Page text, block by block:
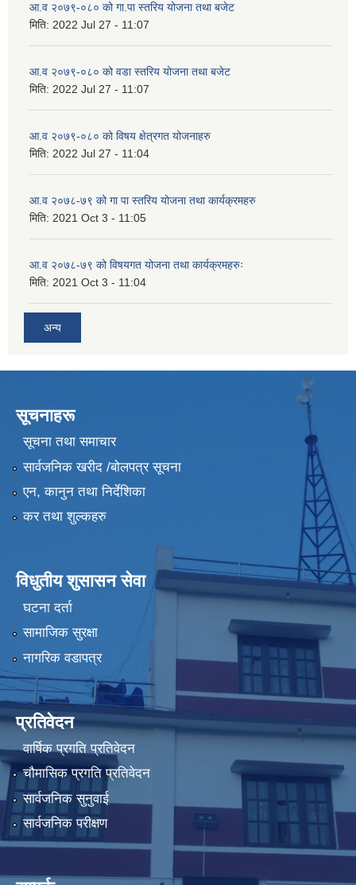
आ.व २०७९-०८० को गा.पा स्तरिय योजना तथा बजेट
मिति: 2022 Jul 27 - 11:07
आ.व २०७९-०८० को वडा स्तरिय योजना तथा बजेट
मिति: 2022 Jul 27 - 11:07
आ.व २०७९-०८० को विषय क्षेत्रगत योजनाहरु
मिति: 2022 Jul 27 - 11:04
आ.व २०७८-७९ को गा पा स्तरिय योजना तथा कार्यक्रमहरु
मिति: 2021 Oct 3 - 11:05
आ.व २०७८-७९ को विषयगत योजना तथा कार्यक्रमहरुः
मिति: 2021 Oct 3 - 11:04
अन्य
सूचनाहरू
सूचना तथा समाचार
सार्वजनिक खरीद /बोलपत्र सूचना
एन, कानुन तथा निर्देशिका
कर तथा शुल्कहरु
विधुतीय शुसासन सेवा
घटना दर्ता
सामाजिक सुरक्षा
नागरिक वडापत्र
प्रतिवेदन
वार्षिक प्रगति प्रतिवेदन
चौमासिक प्रगति प्रतिवेदन
सार्वजनिक सुनुवाई
सार्वजनिक परीक्षण